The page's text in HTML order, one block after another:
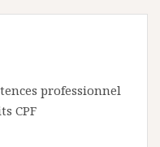
professionnel
CPF